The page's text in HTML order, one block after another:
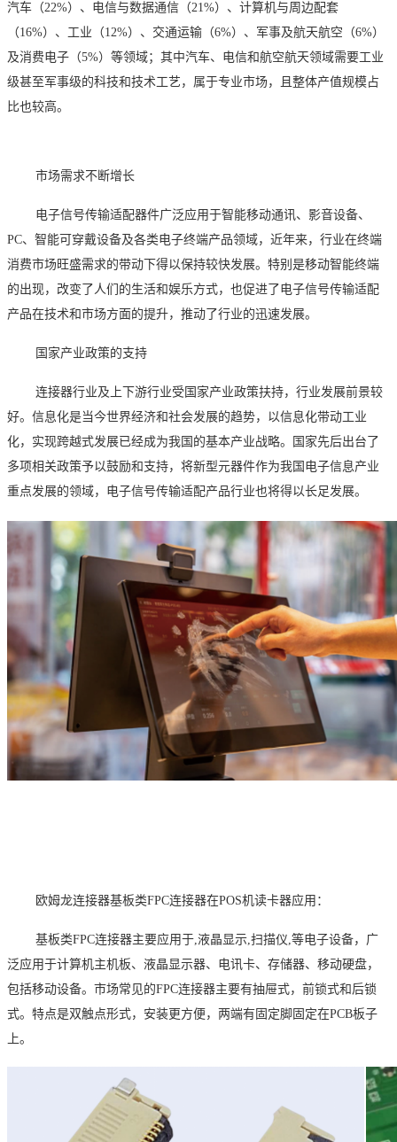
汽车（22%）、电信与数据通信（21%）、计算机与周边配套
（16%）、工业（12%）、交通运输（6%）、军事及航天航空（6%）
及消费电子（5%）等领域；其中汽车、电信和航空航天领域需要工业
级甚至军事级的科技和技术工艺，属于专业市场，且整体产值规模占
比也较高。
市场需求不断增长
电子信号传输适配器件广泛应用于智能移动通讯、影音设备、
PC、智能可穿戴设备及各类电子终端产品领域，近年来，行业在终端
消费市场旺盛需求的带动下得以保持较快发展。特别是移动智能终端
的出现，改变了人们的生活和娱乐方式，也促进了电子信号传输适配
产品在技术和市场方面的提升，推动了行业的迅速发展。
国家产业政策的支持
连接器行业及上下游行业受国家产业政策扶持，行业发展前景较
好。信息化是当今世界经济和社会发展的趋势，以信息化带动工业
化，实现跨越式发展已经成为我国的基本产业战略。国家先后出台了
多项相关政策予以鼓励和支持，将新型元器件作为我国电子信息产业
重点发展的领域，电子信号传输适配产品行业也将得以长足发展。
欧姆龙连接器基板类FPC连接器在POS机读卡器应用：
基板类FPC连接器主要应用于,液晶显示,扫描仪,等电子设备，广
泛应用于计算机主机板、液晶显示器、电讯卡、存储器、移动硬盘，
包括移动设备。市场常见的FPC连接器主要有抽屉式，前锁式和后锁
式。 特点是双触点形式，安装更方便，两端有固定脚固定在PCB板子
上。